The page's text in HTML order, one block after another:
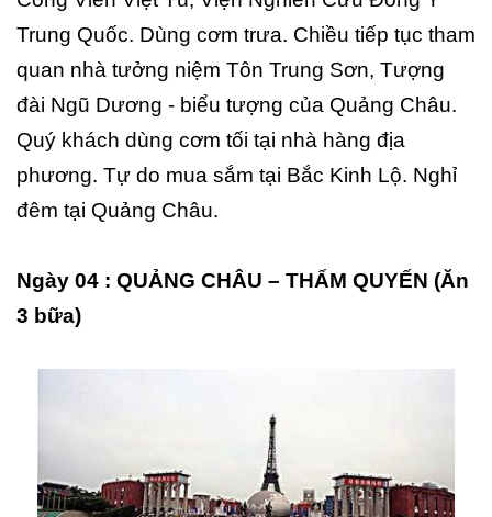
Trung Quốc. Dùng cơm trưa. Chiều tiếp tục tham
quan nhà tưởng niệm Tôn Trung Sơn, Tượng
đài Ngũ Dương - biểu tượng của Quảng Châu.
Quý khách dùng cơm tối tại nhà hàng địa
phương. Tự do mua sắm tại Bắc Kinh Lộ. Nghỉ
đêm tại Quảng Châu.
Ngày 04 : QUẢNG CHÂU – THẨM QUYẾN (Ăn
3 bữa)